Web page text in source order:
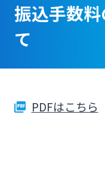
個人向けイ
法人向けイ
振込手数
て
PDFはこちら